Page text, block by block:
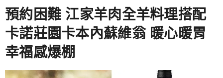
預約困難 江家羊肉全羊料理搭配
卡諾莊園卡本內蘇維翁 暖心暖胃
幸福感爆棚